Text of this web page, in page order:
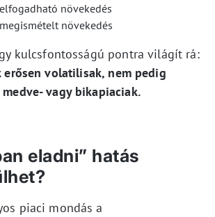
növekedés
növekedés
kulcsfontosságú pontra világít rá:
erősen volatilisak, nem pedig
vagy bikapiaciak.
eladni” hatás
piaci mondás a